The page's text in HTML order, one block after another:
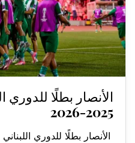
الأنصار بطلًا للدوري
2025-2026